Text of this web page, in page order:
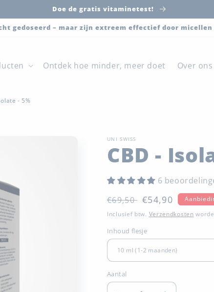
Doe de gratis vitaminetest!
gedoseerd – maar zijn extreem effectief door
Ontdek hoe minder, meer doet Over ons
- 5%
UNI SWISS
CBD -
6
Normale
prijs
€69,50 €54,90
Inclusief btw. Verzendkosten
Inhoud flesje
Aantal